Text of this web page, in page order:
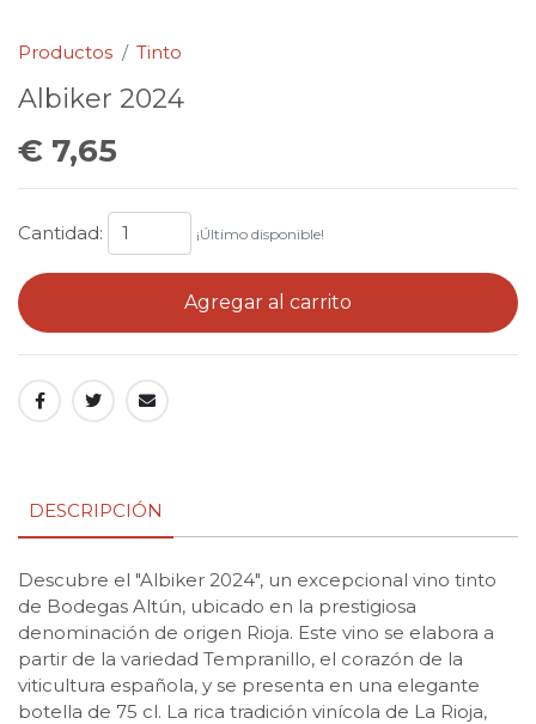
Productos Tinto
Albiker 2024
€ 7,65
Cantidad: ¡Último disponible!
Agregar al carrito
DESCRIPCIÓN
Descubre el "Albiker 2024", un excepcional vino tinto
de Bodegas Altún, ubicado en la prestigiosa
denominación de origen Rioja. Este vino se elabora a
partir de la variedad Tempranillo, el corazón de la
viticultura española, y se presenta en una elegante
botella de 75 cl. La rica tradición vinícola de La Rioja,